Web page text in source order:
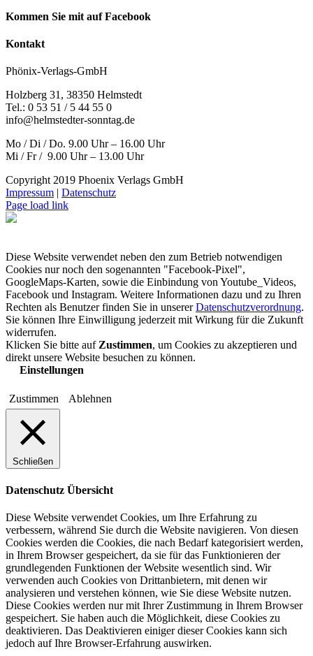
Kommen Sie mit auf Facebook
Kontakt
Phönix-Verlags-GmbH
Holzberg 31, 38350 Helmstedt
Tel.: 0 53 51 / 5 44 55 0
info@helmstedter-sonntag.de
Mo / Di / Do. 9.00 Uhr – 16.00 Uhr
Mi / Fr / 9.00 Uhr – 13.00 Uhr
Copyright 2019 Phoenix Verlags GmbH
Impressum
Datenschutz
Page load link
Diese Website verwendet neben den zum Betrieb notwendigen
Cookies nur noch den sogenannten "Facebook-Pixel",
GoogleMaps-Karten, sowie die Einbindung von Youtube_Videos,
Facebook und Instagram. Weitere Informationen dazu und zu Ihren
Rechten als Benutzer finden Sie in unsererDatenschutzverordnung.
Sie können Ihre Einwilligung jederzeit mit Wirkung für die Zukunft
widerrufen.
Klicken Sie bitte aufZustimmen, um Cookies zu akzeptieren und
direkt unsere Website besuchen zu können.
Einstellungen
Zustimmen Ablehnen
Schließen
Datenschutz Übersicht
Diese Website verwendet Cookies, um Ihre Erfahrung zu
verbessern, während Sie durch die Website navigieren. Von diesen
Cookies werden die Cookies, die nach Bedarf kategorisiert werden,
in Ihrem Browser gespeichert, da sie für das Funktionieren der
grundlegenden Funktionen der Website wesentlich sind. Wir
verwenden auch Cookies von Drittanbietern, mit denen wir
analysieren und verstehen können, wie Sie diese Website nutzen.
Diese Cookies werden nur mit Ihrer Zustimmung in Ihrem Browser
gespeichert. Sie haben auch die Möglichkeit, diese Cookies zu
deaktivieren. Das Deaktivieren einiger dieser Cookies kann sich
jedoch auf Ihre Browser-Erfahrung auswirken.